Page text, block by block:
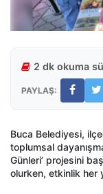
2 dk okuma
PAYLAŞ:
Buca Belediyesi,
toplumsal
Günleri’ projesini
olurken, etkinlik her